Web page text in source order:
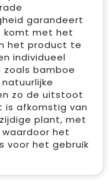
garandeert
komt met het
het product te
individueel
zoals bamboe
zo de uitstoot
is afkomstig van
plant, met
het
voor het gebruik